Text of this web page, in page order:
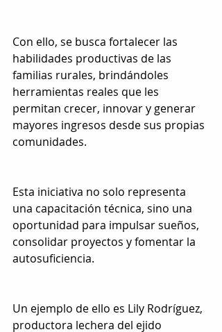
Con ello, se busca fortalecer las
habilidades productivas de las
familias rurales, brindándoles
herramientas reales que les
permitan crecer, innovar y generar
mayores ingresos desde sus propias
comunidades.
Esta iniciativa no solo representa
una capacitación técnica, sino una
oportunidad para impulsar sueños,
consolidar proyectos y fomentar la
autosuficiencia.
Un ejemplo de ello es Lily Rodríguez,
productora lechera del ejido